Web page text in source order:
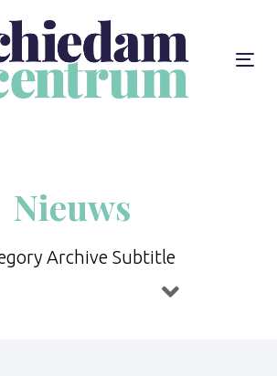
Nieuws
Archive Subtitle